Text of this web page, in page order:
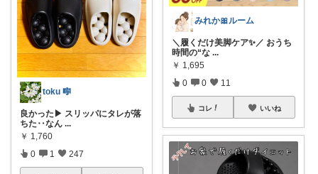
toku 🎼
良かった▶︎ スリッパにタレが落
ちた‥なん ...
￥ 1,760
0 1 247
みれか🎀ルーム
＼履くだけ美脚ケア✨／ おうち
時間の“な ...
￥ 1,695
0 0 11
コレ いいね